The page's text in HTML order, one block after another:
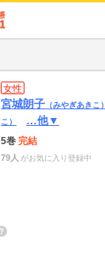
女性
宮城朗子 （みやぎあきこ）
こ）
…他▼
5巻 完結
79人 がお気に入り登録中